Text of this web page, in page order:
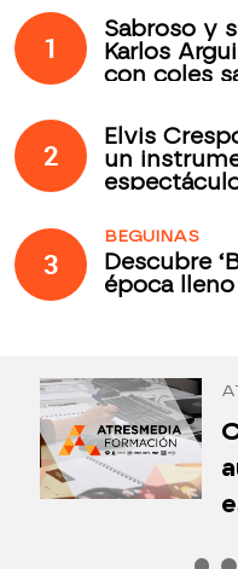
1
Sabroso y
Karlos
con coles
2
Elvis
un
3
BEGUINAS
Descubre
época